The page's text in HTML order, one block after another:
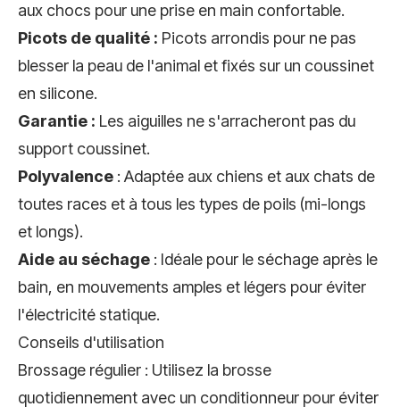
aux chocs pour une prise en main confortable.
Picots de qualité : Picots arrondis pour ne pas
blesser la peau de l'animal et fixés sur un coussinet
en silicone.
Garantie : Les aiguilles ne s'arracheront pas du
support coussinet.
Polyvalence : Adaptée aux chiens et aux chats de
toutes races et à tous les types de poils (mi-longs
et longs).
Aide au séchage : Idéale pour le séchage après le
bain, en mouvements amples et légers pour éviter
l'électricité statique.
Conseils d'utilisation
Brossage régulier : Utilisez la brosse
quotidiennement avec un conditionneur pour éviter